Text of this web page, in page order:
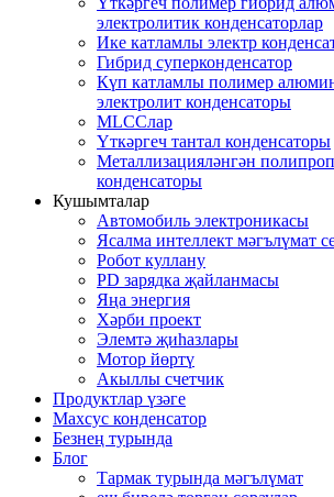
электролитик конденсаторлар
Ике катламлы электр
Гибрид суперконденсатор
Күп катламлы полимер
электролит конденсаторы
MLCCлар
Үткәргеч тантал конденсаторы
Металлизацияләнгән
конденсаторы
Кушымталар
Автомобиль электроникасы
Ясалма интеллект мәгълүмат
Робот куллану
PD зарядка җайланмасы
Яңа энергия
Хәрби проект
Элемтә җиһазлары
Мотор йөртү
Акыллы счетчик
Продуктлар үзәге
Махсус конденсатор
Безнең турында
Блог
Тармак турында мәгълүмат